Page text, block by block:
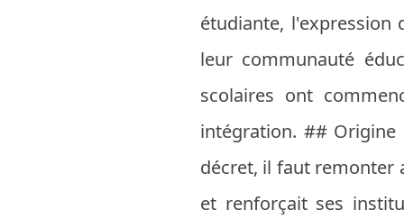
étudiante, l'expression
leur communauté
scolaires ont
intégration. ## Origine
décret, il faut remonter
et renforçait ses